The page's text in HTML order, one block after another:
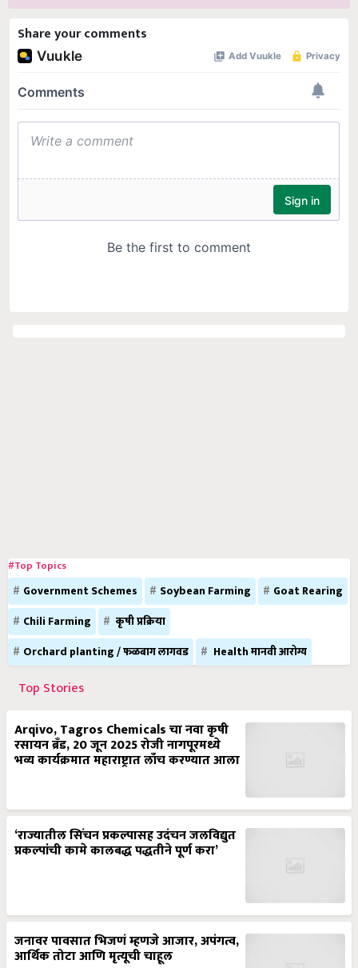
Share your comments
#Top Topics
Government Schemes Soybean Farming
Goat Rearing
Chili Farming
कृषी प्रक्रिया
Orchard planting / फळबाग लागवड
Health मानवी आरोग्य
Top Stories
Arqivo, Tagros Chemicals चा नवा कृषी
रसायन ब्रँड, 20 जून 2025 रोजी नागपूरमध्ये
भव्य कार्यक्रमात महाराष्ट्रात लाँच करण्यात आला
‘राज्यातील सिंचन प्रकल्पासह उदंचन जलविद्युत
प्रकल्पांची कामे कालबद्ध पद्धतीने पूर्ण करा’
जनावर पावसात भिजणं म्हणजे आजार, अपंगत्व,
आर्थिक तोटा आणि मृत्यूची चाहूल